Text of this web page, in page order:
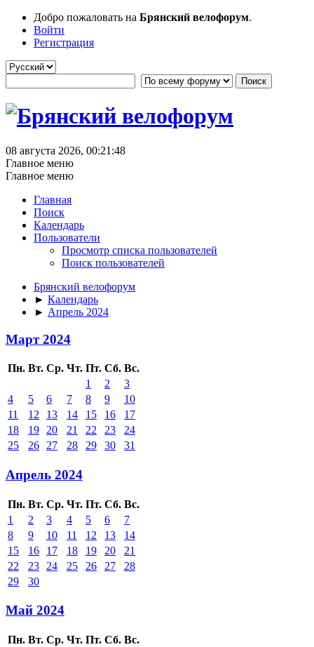
Добро пожаловать на Брянский велофорум.
Войти
Регистрация
08 августа 2026, 00:21:48
Главное меню
Главное меню
Главная
Поиск
Календарь
Пользователи
Просмотр списка пользователей
Поиск пользователей
Брянский велофорум
► Календарь
► Апрель 2024
Март 2024
Пн. Вт. Ср. Чт. Пт. Сб. Вс.
1
2
3
4
5 6 7 8 9
10
11
12 13 14 15 16
17
18
19 20 21 22 23
24
25
26 27 28 29 30 31
Апрель 2024
Пн. Вт. Ср. Чт. Пт. Сб. Вс.
1
2 3 4 5 6
7
8
9 10 11 12 13
14
15
16 17 18 19 20
21
22
23 24 25 26 27
28
29
30
Май 2024
Пн. Вт. Ср. Чт. Пт. Сб. Вс.